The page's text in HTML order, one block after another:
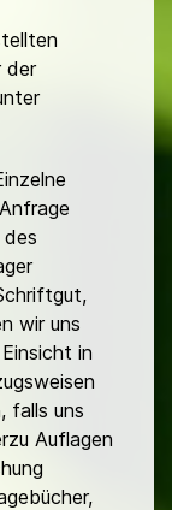
der
wir uns
in
falls uns
Auflagen